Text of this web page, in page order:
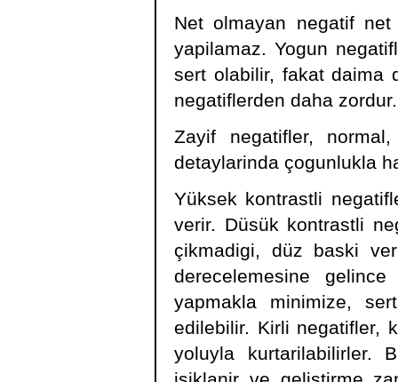
Net olmayan negatif
yapilamaz. Yogun
sert olabilir, fakat daima
negatiflerden daha zordur.
Zayif negatifler,
detaylarinda çogunlukla
Yüksek kontrastli
verir. Düsük kontrastli
çikmadigi, düz baski
derecelemesine
yapmakla minimize,
edilebilir. Kirli negatifler,
yoluyla kurtarilabilirler.